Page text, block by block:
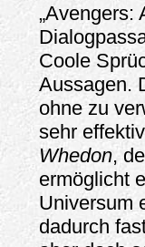
„Avengers:
Coole
Aussagen.
ohne zu
sehr
Whedon,
ermöglicht
Universum
dadurch